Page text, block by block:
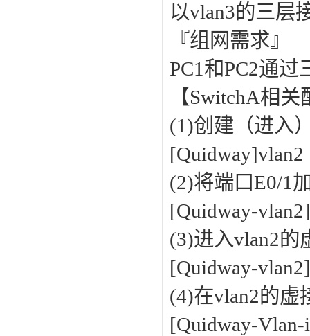
以vlan3的三层
『组网需求』
PC1和PC2通
【SwitchA相
(1)创建（进入
(2)将端口E0/1
[Quidway-
(3)进入vlan2
[Quidway-
(4)在vlan2的
[Quidway-Vlan-